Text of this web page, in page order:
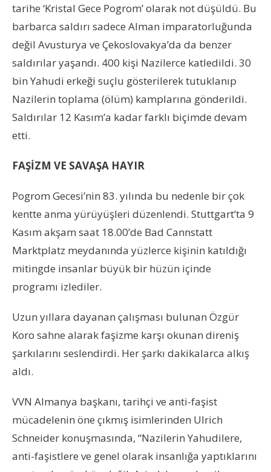
tarihe ‘Kristal Gece Pogrom’ olarak not düşüldü. Bu
barbarca saldırı sadece Alman imparatorluğunda
değil Avusturya ve Çekoslovakya’da da benzer
saldırılar yaşandı. 400 kişi Nazilerce katledildi. 30
bin Yahudi erkeği suçlu gösterilerek tutuklanıp
Nazilerin toplama (ölüm) kamplarına gönderildi.
Saldırılar 12 Kasım’a kadar farklı biçimde devam
etti.
FAŞİZM VE SAVAŞA HAYIR
Pogrom Gecesi’nin 83. yılında bu nedenle bir çok
kentte anma yürüyüşleri düzenlendi. Stuttgart’ta 9
Kasım akşam saat 18.00’de Bad Cannstatt
Marktplatz meydanında yüzlerce kişinin katıldığı
mitingde insanlar büyük bir hüzün içinde
programı izlediler.
Uzun yıllara dayanan çalışması bulunan Özgür
Koro sahne alarak faşizme karşı okunan direniş
şarkılarını seslendirdi. Her şarkı dakikalarca alkış
aldı.
VVN Almanya başkanı, tarihçi ve anti-faşist
mücadelenin öne çıkmış isimlerinden Ulrich
Schneider konuşmasında, “Nazilerin Yahudilere,
anti-faşistlere ve genel olarak insanlığa yaptıklarını